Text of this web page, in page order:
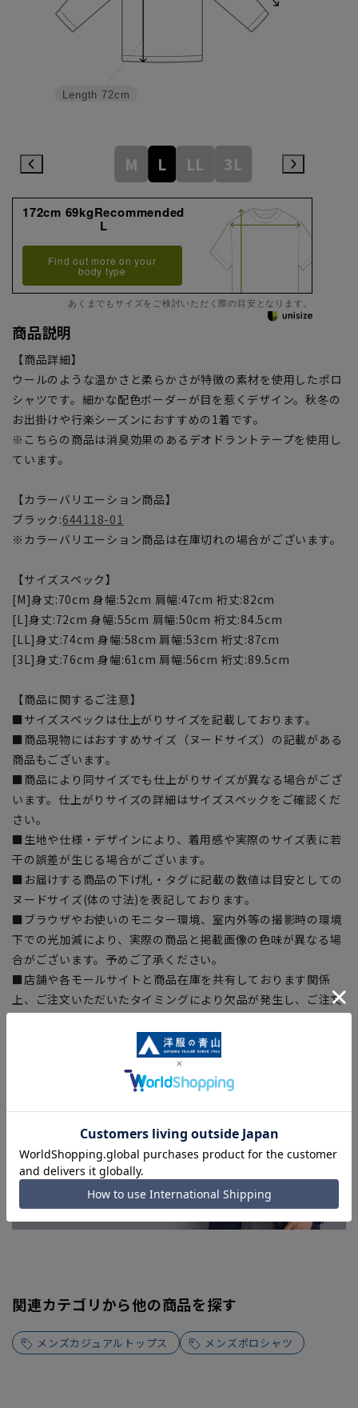
Length 72cm
M L LL 3L
172cm 69kgRecommended
L
Find out more on your
body type
あくまでもサイズをご検討いただく際の目安となります。
商品説明
【商品詳細】
ウールのような温かさと柔らかさが特徴の素材を使用したポロ
シャツです。細かな配色ボーダーが目を惹くデザイン。秋冬の
お出掛けや行楽シーズンにおすすめの1着です。
※こちらの商品は消臭効果のあるデオドラントテープを使用し
ています。
【カラーバリエーション商品】
ブラック:644118-01
※カラーバリエーション商品は在庫切れの場合がございます。
【サイズスペック】
[M]身丈:70cm 身幅:52cm 肩幅:47cm 裄丈:82cm
[L]身丈:72cm 身幅:55cm 肩幅:50cm 裄丈:84.5cm
[LL]身丈:74cm 身幅:58cm 肩幅:53cm 裄丈:87cm
[3L]身丈:76cm 身幅:61cm 肩幅:56cm 裄丈:89.5cm
【商品に関するご注意】
■サイズスペックは仕上がりサイズを記載しております。
■商品現物にはおすすめサイズ（ヌードサイズ）の記載がある
商品もございます。
■商品により同サイズでも仕上がりサイズが異なる場合がござ
います。仕上がりサイズの詳細はサイズスペックをご確認くだ
さい。
■生地や仕様・デザインにより、着用感や実際のサイズ表に若
干の誤差が生じる場合がございます。
■お届けする商品の下げ札・タグに記載の数値は目安としての
ヌードサイズ(体の寸法)を表記しております。
■ブラウザやお使いのモニター環境、室内外等の撮影時の環境
下での光加減により、実際の商品と掲載画像の色味が異なる場
合がございます。予めご了承ください。
■店舗や各モールサイトと商品在庫を共有しております関係
上、ご注文いただいたタイミングにより欠品が発生し、ご注文
急ぎ発送のご注文につきましても、ご注文のタイミングによっ
てはお急ぎ発送サービスを選択できない場合がございます。)
関連カテゴリから他の商品を探す
メンズカジュアルトップス メンズポロシャツ